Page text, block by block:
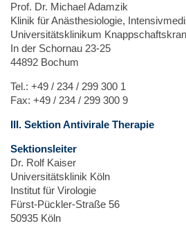
Prof. Dr. Michael Adamzik
Klinik für Anästhesiologie,
Universitätsklinikum
In der Schornau 23-25
44892 Bochum
Tel.: +49 / 234 / 299 300 1
Fax: +49 / 234 / 299 300 9
III. Sektion Antivirale Therapie
Sektionsleiter
Dr. Rolf Kaiser
Universitätsklinik Köln
Institut für Virologie
Fürst-Pückler-Straße 56
50935 Köln